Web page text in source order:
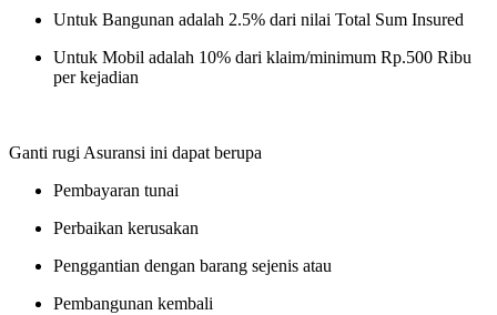
Untuk Bangunan adalah 2.5% dari nilai Total Sum Insured
Untuk Mobil adalah 10% dari klaim/minimum Rp.500 Ribu
per kejadian
Ganti rugi Asuransi ini dapat berupa
Pembayaran tunai
Perbaikan kerusakan
Penggantian dengan barang sejenis atau
Pembangunan kembali